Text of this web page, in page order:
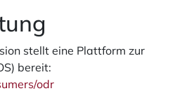
stellt eine Plattform zur
bereit:
odr